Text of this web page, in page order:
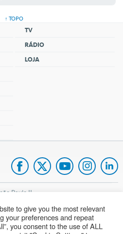
↑ TOPO
TV
RÁDIO
LOJA
Paulo II
to give you the most relevant
your preferences and repeat
you consent to the use of ALL